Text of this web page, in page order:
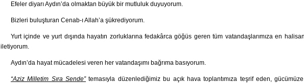
Efeler diyarı Aydın’da olmaktan büyük bir mutluluk duyuyorum.
Bizleri buluşturan Cenab-ı Allah’a şükrediyorum.
Yurt içinde ve yurt dışında hayatın zorluklarına fedakârca göğüs geren tüm vatandaşlarımıza en
iletiyorum.
Aydın’da hayat mücadelesi veren her vatandaşımı bağrıma basıyorum.
“Aziz Milletim Sıra Sende”temasıyla düzenlediğimiz bu açık hava toplantımıza teşrif eden,